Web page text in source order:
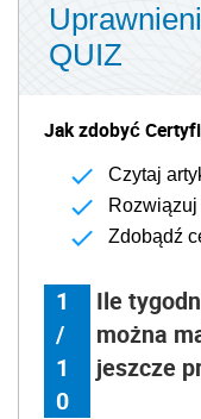
QUIZ
Jak zdobyć
Czytaj
Rozwiązuj
Zdobądź
1
/
1
0
Ile
można
jeszcze